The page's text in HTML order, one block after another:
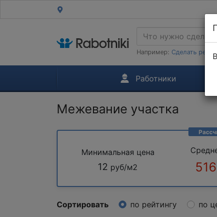
Например: Сделать
Работники
Межевание участка
Минимальная цена
12 руб/м2
Сортировать по рейтингу по